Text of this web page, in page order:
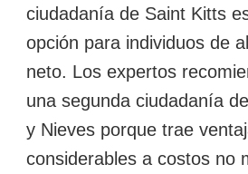
ciudadanía de Saint Kitts
opción para individuos de
neto. Los expertos
una segunda ciudadanía
y Nieves porque trae
considerables a costos no